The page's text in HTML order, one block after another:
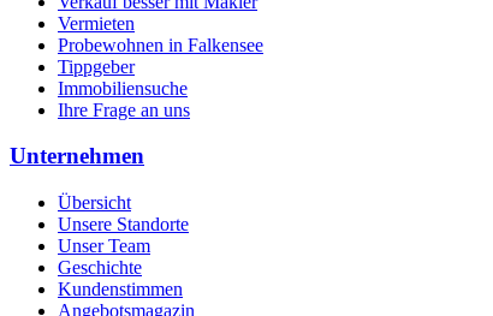
Vermieten
Probewohnen in Falkensee
Tippgeber
Immobiliensuche
Ihre Frage an uns
Unternehmen
Übersicht
Unsere Standorte
Unser Team
Geschichte
Kundenstimmen
Angebotsmagazin